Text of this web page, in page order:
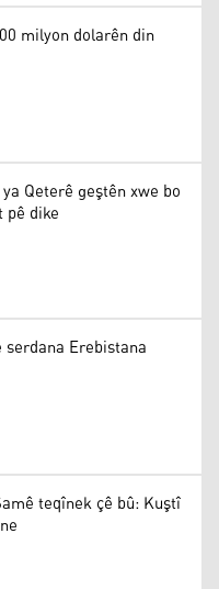
milyon dolarên din
Qeterê geştên xwe bo
pê dike
Erebistana
teqînek çê bû: Kuştî